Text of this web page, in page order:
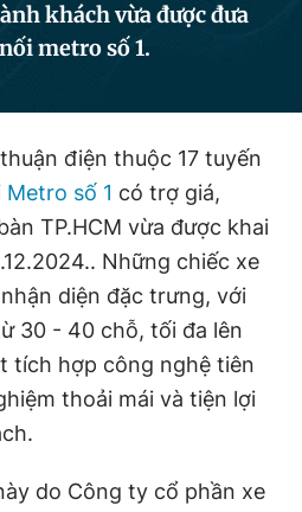
thoại
Liên hệ quảng cáo
0908 780 404
RSS Tòa soạn Chính sách bảo
Toàn
Hải Thành
Dũng
khách vừa được đưa
metro số 1.
điện thuộc 17 tuyến
Metro số 1 có trợ giá,
TP.HCM vừa được khai
Những chiếc xe
diện đặc trưng, với
30 - 40 chỗ, tối đa lên
tích hợp công nghệ tiên
thoải mái và tiện lợi
do Công ty cổ phần xe